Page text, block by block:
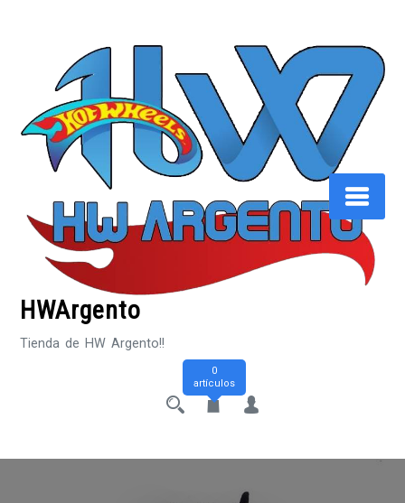
HWArgento
Tienda de HW Argento!!
0
artículos